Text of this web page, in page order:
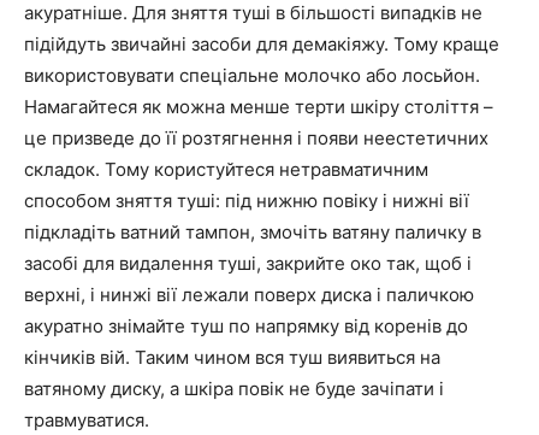
акуратніше. Для зняття туші в більшості випадків не
підійдуть звичайні засоби для демакіяжу. Тому краще
використовувати спеціальне молочко або лосьйон.
Намагайтеся як можна менше терти шкіру століття –
це призведе до її розтягнення і появи неестетичних
складок. Тому користуйтеся нетравматичним
способом зняття туші: під нижню повіку і нижні вії
підкладіть ватний тампон, змочіть ватяну паличку в
засобі для видалення туші, закрийте око так, щоб і
верхні, і нинжі вії лежали поверх диска і паличкою
акуратно знімайте туш по напрямку від коренів до
кінчиків вій. Таким чином вся туш виявиться на
ватяному диску, а шкіра повік не буде зачіпати і
травмуватися.